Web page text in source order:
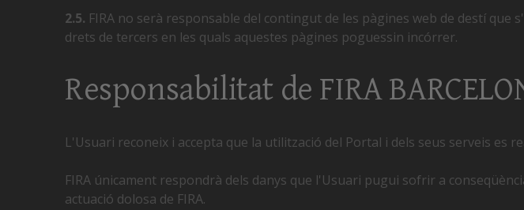
2.5. FIRA no serà responsable del contingut de les pàgines web de destí
drets de tercers en les quals aquestes pàgines poguessin incórrer.
Responsabilitat de FIRA
L'Usuari reconeix i accepta que la utilització del Portal i dels seus serveis es
FIRA únicament respondrà dels danys que l'Usuari pugui sofrir a
actuació dolosa de FIRA.